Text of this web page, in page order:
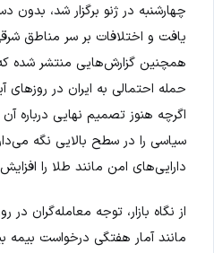
چهارشنبه در ژنو برگزار شد،
یافت و اختلافات بر سر مناطق
همچنین گزارش‌هایی منتشر شده که
حمله احتمالی به ایران در
اگرچه هنوز تصمیم نهایی درباره
سیاسی را در سطح بالایی نگه
دارایی‌های امن مانند طلا را
از نگاه بازار، توجه معامله‌گران در
مانند آمار هفتگی درخواست بیمه